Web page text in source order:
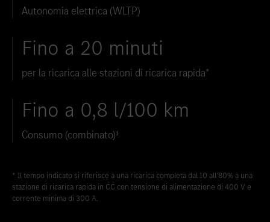
Autonomia elettrica (WLTP)
Fino a 20 minuti
per la ricarica alle stazioni di ricarica rapida*
Fino a 0,8 l/100 km
Consumo (combinato)¹
* Il tempo indicato si riferisce a una ricarica completa dal 10 all'80% a una
stazione di ricarica rapida in CC con tensione di alimentazione di 400 V e
corrente minima di 300 A.